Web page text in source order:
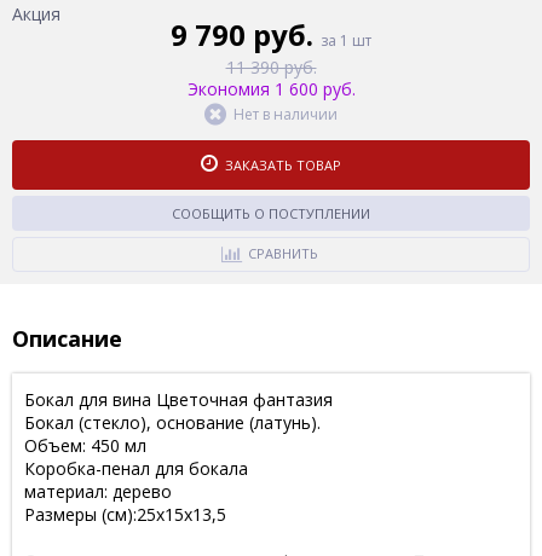
Акция
9 790 руб. за 1 шт
11 390 руб.
Экономия 1 600 руб.
Нет в наличии
ЗАКАЗАТЬ ТОВАР
СООБЩИТЬ О ПОСТУПЛЕНИИ
СРАВНИТЬ
Описание
Бокал для вина Цветочная фантазия
Бокал (стекло), основание (латунь).
Объем: 450 мл
Коробка-пенал для бокала
материал: дерево
Размеры (см):25х15х13,5